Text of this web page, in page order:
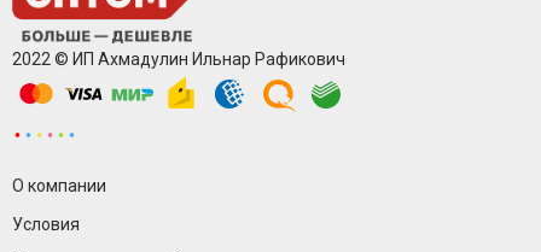
2022 © ИП Ахмадулин Ильнар Рафикович
О компании
Условия